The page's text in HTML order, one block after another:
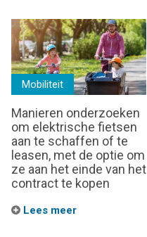
Mobiliteit
Manieren onderzoeken
om elektrische fietsen
aan te schaffen of te
leasen, met de optie om
ze aan het einde van het
contract te kopen
Lees meer